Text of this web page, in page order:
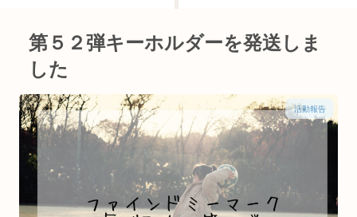
第５２弾キーホルダーを発送しま
した
活動報告